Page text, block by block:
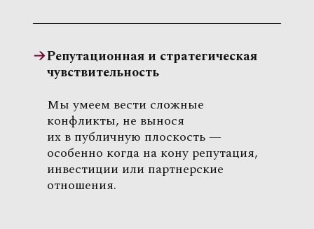
Репутационная и стратегическая
чувствительность
Мы умеем вести сложные
конфликты, не вынося
их в публичную плоскость —
особенно когда на кону репутация,
инвестиции или партнерские
отношения.